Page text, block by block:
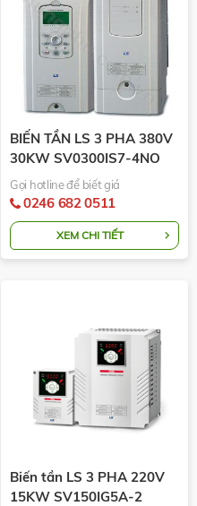
BIẾN TẦN LS 3 PHA 380V
30KW SV0300IS7-4NO
Gọi hotline để biết giá
0246 682 0511
XEM CHI TIẾT
Biến tần LS 3 PHA 220V
15KW SV150IG5A-2